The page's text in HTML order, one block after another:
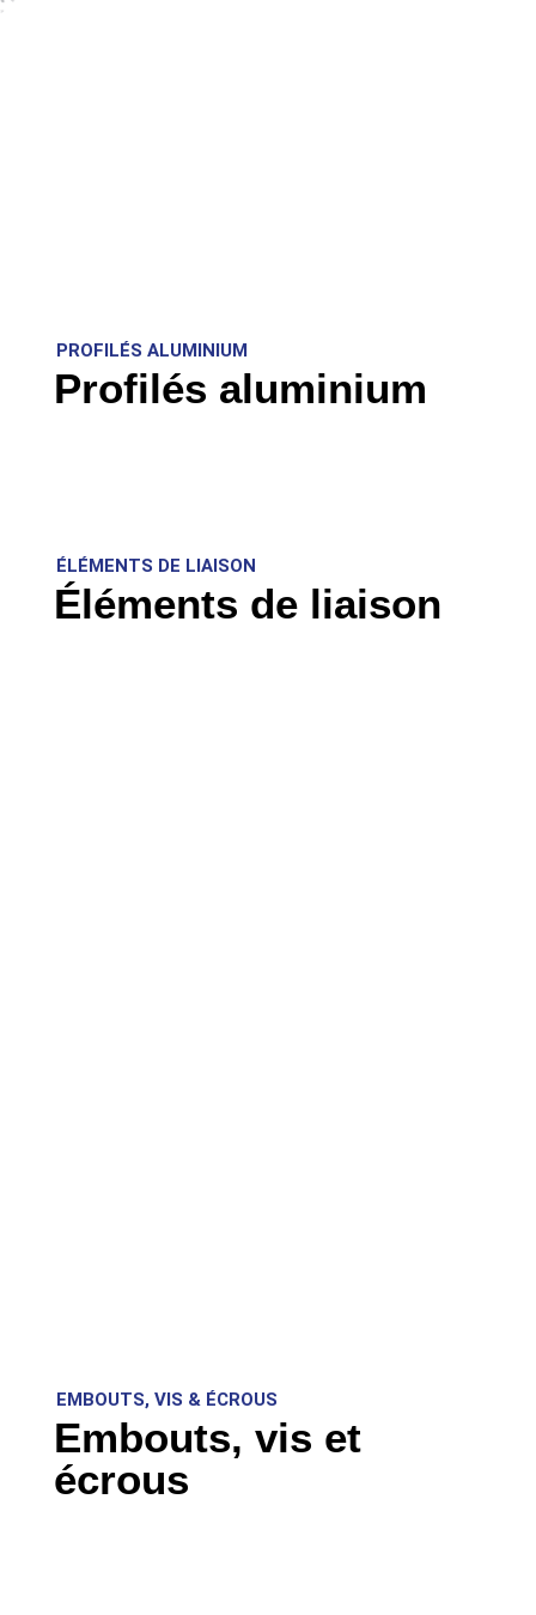
PROFILÉS ALUMINIUM
Profilés aluminium
ÉLÉMENTS DE LIAISON
Éléments de liaison
EMBOUTS, VIS & ÉCROUS
Embouts, vis et
écrous